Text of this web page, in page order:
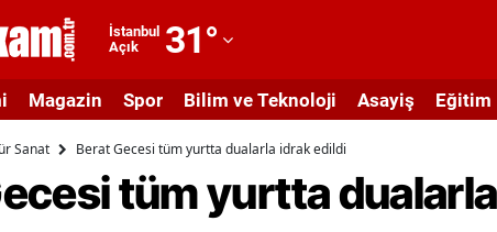
İstanbul
Açık
31°
Adıyaman
Afyonkarahisar
Ağrı
Magazin Spor Bilim ve Teknoloji Asayiş Eğitim
Sanat Berat Gecesi tüm yurtta dualarla idrak edildi
tüm yurtta